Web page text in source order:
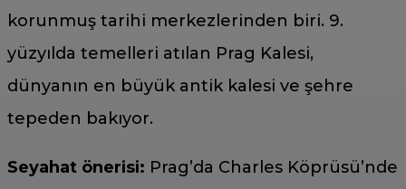
korunmuş tarihi merkezlerinden biri. 9.
yüzyılda temelleri atılan Prag Kalesi,
dünyanın en büyük antik kalesi ve şehre
tepeden bakıyor.
Seyahat önerisi: Prag’da Charles Köprüsü’nde